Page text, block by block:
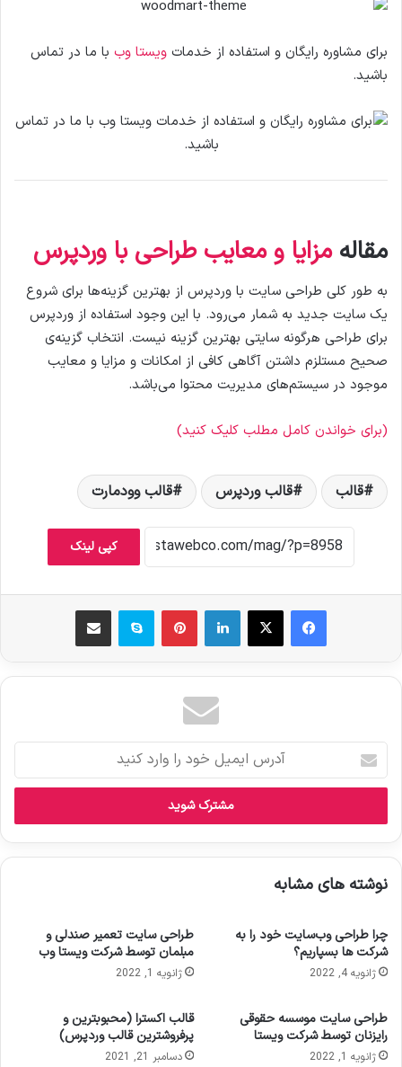
برای مشاوره رایگان و استفاده از خدمات ویستا وب با ما در تماس
باشید.
مقالهمزایا و معایب طراحی با وردپرس
به طور کلی طراحی سایت با وردپرس از بهترین گزینه‌ها برای شروع
یک سایت جدید به شمار می‌رود. با این وجود استفاده از وردپرس
برای طراحی هرگونه سایتی بهترین گزینه نیست. انتخاب گزینه‌ی
صحیح مستلزم داشتن آگاهی کافی از امکانات و مزایا و معایب
موجود در سیستم‌های مدیریت محتوا می‌باشد.
(برای خواندن کامل مطلب کلیک کنید)
قالب قالب وردپرس قالب وودمارت
کپی لینک
فیس بوک لینکدین ‫پین‌ترست اسکایپ
ر
ا
ی
ی
و
د
ر
و
ا
ر
نوشته های مشابه
چرا طراحی وب‌سایت خود را به
شرکت ها بسپاریم؟
ژانویه 4, 2022
طراحی سایت تعمیر صندلی و
مبلمان توسط شرکت ویستا وب
ژانویه 1, 2022
طراحی سایت موسسه حقوقی
رایزنان توسط شرکت ویستا
ژانویه 1, 2022
قالب اکسترا (محبوبترین و
پرفروشترین قالب وردپرس)
دسامبر 21, 2021